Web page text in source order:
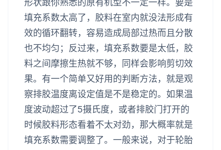
形状跟你熟悉的原有机型不一定一样。要是
填充系数太高了，胶料在室内就没法形成有
效的循环翻转，容易造成局部过热而且分散
也不均匀；反过来，填充系数要是太低，胶
料之间摩擦生热就不够，同样会影响剪切效
果。有一个简单又好用的判断方法，就是观
察排胶温度离设定值是不是稳定的。如果温
度波动超过了5摄氏度，或者排胶门打开的
时候胶料形态看着不太对劲，那大概率就是
填充系数需要调整了。一般来说，对于轮胎